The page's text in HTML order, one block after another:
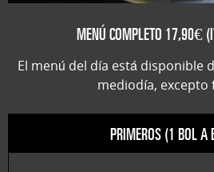
MENÚ COMPLETO 17,90€
El menú del día está disponible
mediodía, excepto
PRIMEROS (1 BOL A